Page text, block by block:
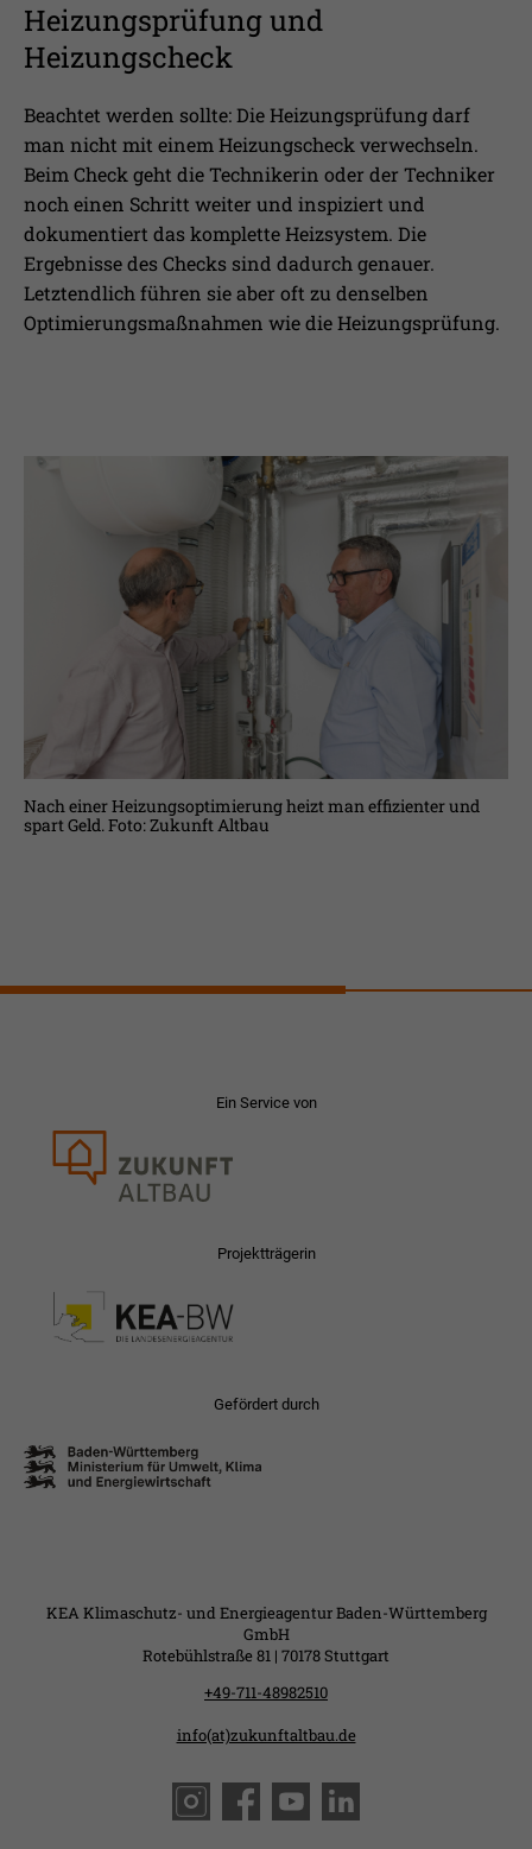
Heizungsprüfung und
Heizungscheck
Beachtet werden sollte: Die Heizungsprüfung darf
man nicht mit einem Heizungscheck verwechseln.
Beim Check geht die Technikerin oder der Techniker
noch einen Schritt weiter und inspiziert und
dokumentiert das komplette Heizsystem. Die
Ergebnisse des Checks sind dadurch genauer.
Letztendlich führen sie aber oft zu denselben
Optimierungsmaßnahmen wie die Heizungsprüfung.
Nach einer Heizungsoptimierung heizt man effizienter und
spart Geld. Foto: Zukunft Altbau
Ein Service von
Projektträgerin
Gefördert durch
KEA Klimaschutz- und Energieagentur Baden-Württemberg
GmbH
Rotebühlstraße 81 | 70178 Stuttgart
+49-711-48982510
info(at)zukunftaltbau.de